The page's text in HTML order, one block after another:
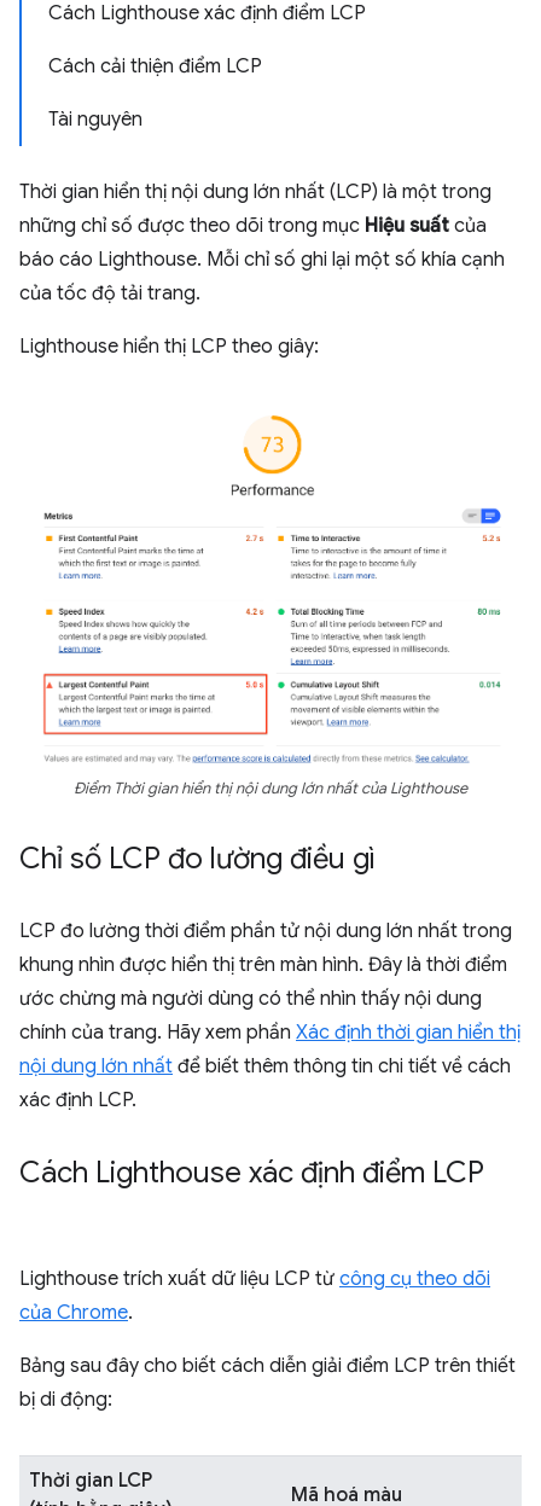
Cách Lighthouse xác định điểm LCP
Cách cải thiện điểm LCP
Tài nguyên
Thời gian hiển thị nội dung lớn nhất (LCP) là một trong
những chỉ số được theo dõi trong mục Hiệu suất của
báo cáo Lighthouse. Mỗi chỉ số ghi lại một số khía cạnh
của tốc độ tải trang.
Lighthouse hiển thị LCP theo giây:
Điểm Thời gian hiển thị nội dung lớn nhất của Lighthouse
Chỉ số LCP đo lường điều gì
LCP đo lường thời điểm phần tử nội dung lớn nhất trong
khung nhìn được hiển thị trên màn hình. Đây là thời điểm
ước chừng mà người dùng có thể nhìn thấy nội dung
chính của trang. Hãy xem phần Xác định thời gian hiển thị
nội dung lớn nhất để biết thêm thông tin chi tiết về cách
xác định LCP.
Cách Lighthouse xác định điểm LCP
Lighthouse trích xuất dữ liệu LCP từ công cụ theo dõi
của Chrome.
Bảng sau đây cho biết cách diễn giải điểm LCP trên thiết
bị di động:
Thời gian LCP
Mã hoá màu